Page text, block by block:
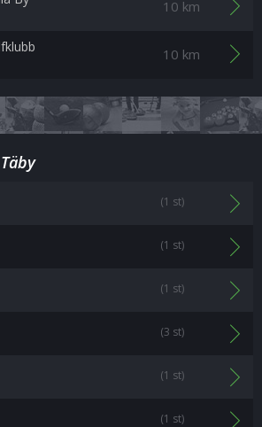
10 km
10 km
(1 st)
(1 st)
(1 st)
(3 st)
(1 st)
(1 st)